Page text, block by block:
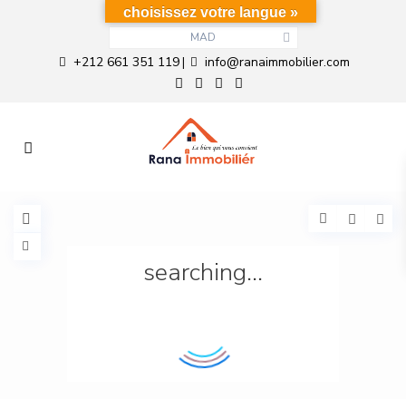
MAD
+212 661 351 119| info@ranaimmobilier.com
searching...
choisissez votre langue »